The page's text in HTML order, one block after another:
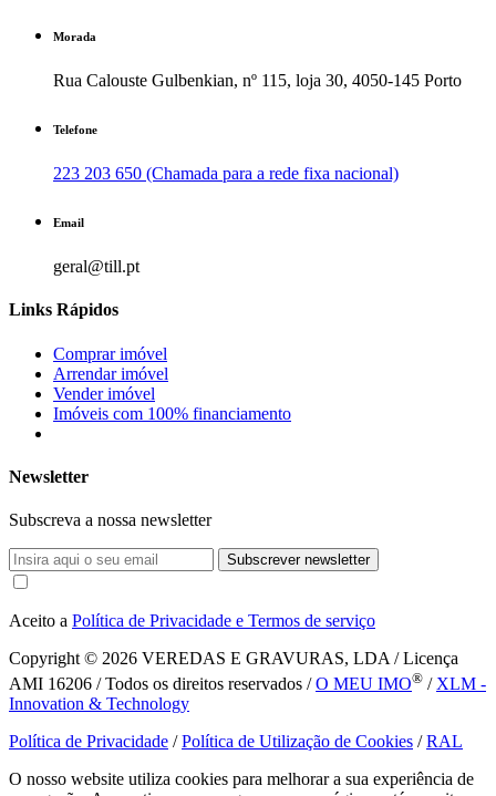
Morada
Rua Calouste Gulbenkian, nº 115, loja 30, 4050-145 Porto
Telefone
223 203 650 (Chamada para a rede fixa nacional)
Email
geral@till.pt
Links Rápidos
Comprar imóvel
Arrendar imóvel
Vender imóvel
Imóveis com 100% financiamento
Newsletter
Subscreva a nossa newsletter
Subscrever newsletter
Aceito a Política de Privacidade e Termos de serviço
Copyright © 2026 VEREDAS E GRAVURAS, LDA / Licença
AMI 16206 / Todos os direitos reservados /O MEU IMO® / XLM -
Innovation & Technology
Política de Privacidade /Política de Utilização de Cookies /RAL
O nosso website utiliza cookies para melhorar a sua experiência de